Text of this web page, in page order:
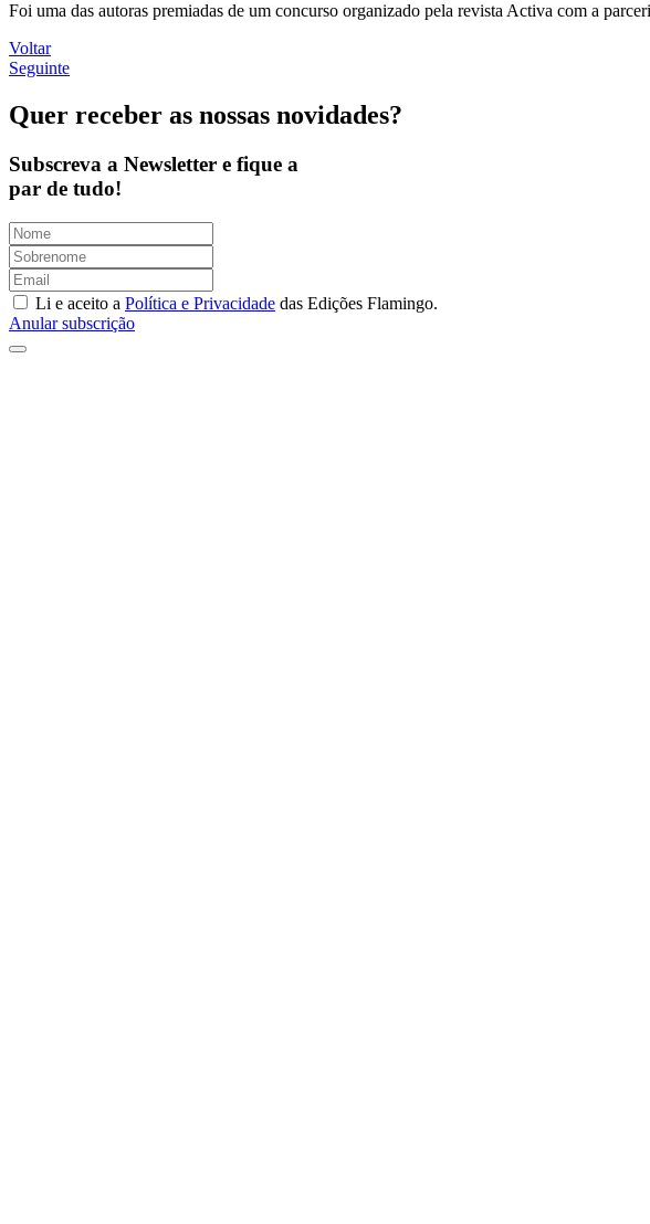
Foi uma das autoras premiadas de um concurso organizado pela revista Activa com a
Voltar
Seguinte
Quer receber as nossas novidades?
Subscreva a Newsletter e fique a
par de tudo!
Li e aceito a Política e Privacidade das Edições Flamingo.
Anular subscrição